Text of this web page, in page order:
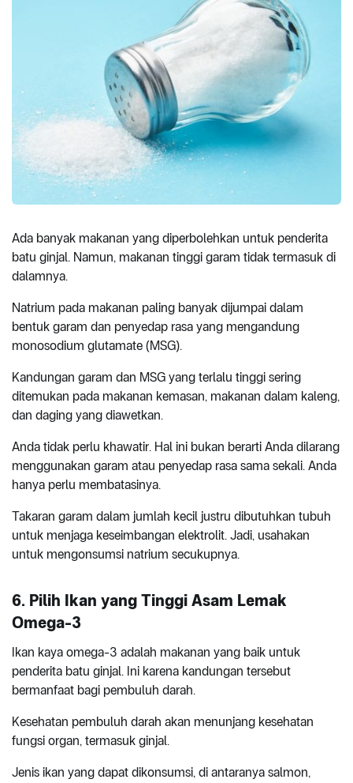
Ada banyak makanan yang diperbolehkan untuk penderita
batu ginjal. Namun, makanan tinggi garam tidak termasuk di
dalamnya.
Natrium pada makanan paling banyak dijumpai dalam
bentuk garam dan penyedap rasa yang mengandung
monosodium glutamate (MSG).
Kandungan garam dan MSG yang terlalu tinggi sering
ditemukan pada makanan kemasan, makanan dalam kaleng,
dan daging yang diawetkan.
Anda tidak perlu khawatir. Hal ini bukan berarti Anda dilarang
menggunakan garam atau penyedap rasa sama sekali. Anda
hanya perlu membatasinya.
Takaran garam dalam jumlah kecil justru dibutuhkan tubuh
untuk menjaga keseimbangan elektrolit. Jadi, usahakan
untuk mengonsumsi natrium secukupnya.
6. Pilih Ikan yang Tinggi Asam Lemak
Omega-3
Ikan kaya omega-3 adalah makanan yang baik untuk
penderita batu ginjal. Ini karena kandungan tersebut
bermanfaat bagi pembuluh darah.
Kesehatan pembuluh darah akan menunjang kesehatan
fungsi organ, termasuk ginjal.
Jenis ikan yang dapat dikonsumsi, di antaranya salmon,